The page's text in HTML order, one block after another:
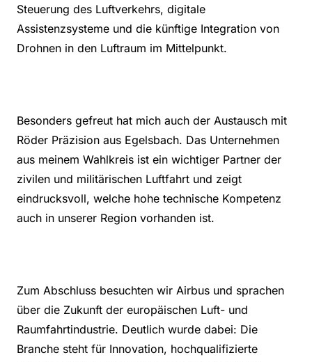
Steuerung des Luftverkehrs, digitale
Assistenzsysteme und die künftige Integration von
Drohnen in den Luftraum im Mittelpunkt.
Besonders gefreut hat mich auch der Austausch mit
Röder Präzision aus Egelsbach. Das Unternehmen
aus meinem Wahlkreis ist ein wichtiger Partner der
zivilen und militärischen Luftfahrt und zeigt
eindrucksvoll, welche hohe technische Kompetenz
auch in unserer Region vorhanden ist.
Zum Abschluss besuchten wir Airbus und sprachen
über die Zukunft der europäischen Luft- und
Raumfahrtindustrie. Deutlich wurde dabei: Die
Branche steht für Innovation, hochqualifizierte